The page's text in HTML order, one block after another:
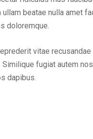
beatae nulla amet
doloremque.
vitae
fugiat autem
dapibus.